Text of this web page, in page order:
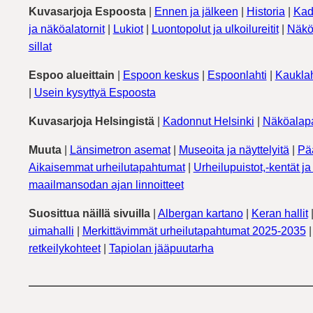
Kuvasarjoja Espoosta| Ennen ja jälkeen Historia
ja näköalatornit| Lukiot| Luontopolut ja ulkoilureitit|
sillat
Espoo alueittain Espoon keskus| Espoonlahti
Usein kysyttyä Espoosta
Kuvasarjoja Helsingistä| Kadonnut Helsinki
Muuta| Länsimetron asemat| Museoita ja näyttelyitä
Aikaisemmat urheilutapahtumat| Urheilupuistot,-kentät
maailmansodan ajan linnoitteet
Suosittua näillä sivuilla| Albergan kartano| Keran hallit
uimahalli
Merkittävimmät urheilutapahtumat 2025-2035
retkeilykohteet| Tapiolan jääpuutarha